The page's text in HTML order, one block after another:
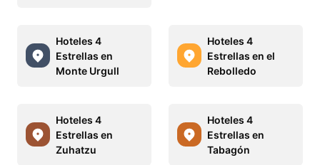
Hoteles 4
Estrellas en
Monte Urgull
Hoteles 4
Estrellas en el
Rebolledo
Hoteles 4
Estrellas en
Zuhatzu
Hoteles 4
Estrellas en
Tabagón